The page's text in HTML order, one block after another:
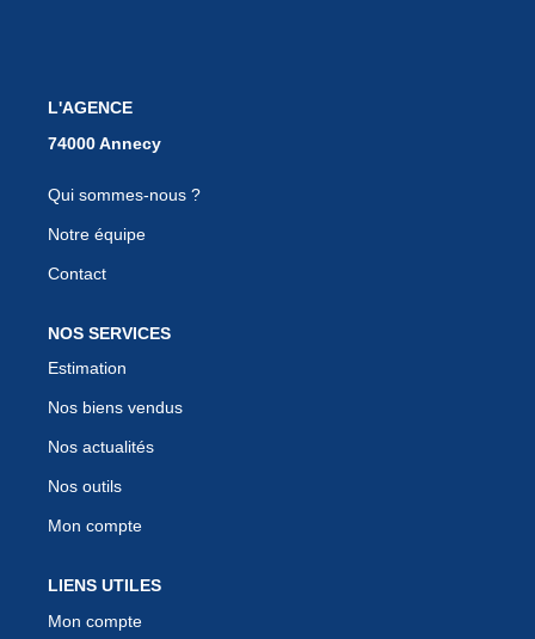
L'AGENCE
Qui sommes-nous ?
Notre équipe
Contact
NOS SERVICES
Estimation
Nos biens vendus
Nos actualités
Nos outils
Mon compte
LIENS UTILES
Mon compte